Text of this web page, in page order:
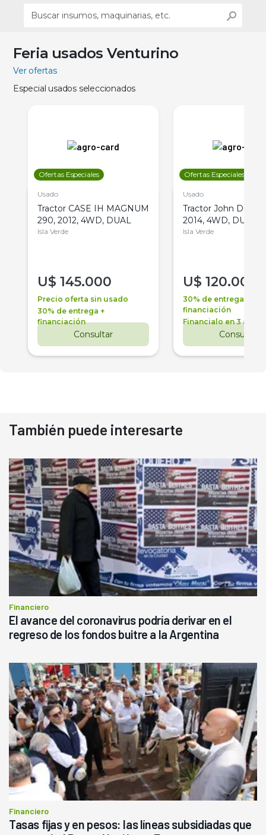
Feria usados Venturino
Ver ofertas
Especial usados seleccionados
Ofertas Especiales
Usado
Tractor CASE IH MAGNUM
290, 2012, 4WD, DUAL
Isla Verde
U$ 145.000
Precio oferta sin usado
30% de entrega +
financiación
Consultar
Ofertas Especiales
Usado
Tractor John Deere
2014, 4WD, DUAL
Isla Verde
U$ 120.000
30% de entrega +
financiación
Financialo en 3 años
Consultar
También puede interesarte
Financiero
El avance del coronavirus podría derivar en el
regreso de los fondos buitre a la Argentina
Financiero
Tasas fijas y en pesos: las líneas subsidiadas que